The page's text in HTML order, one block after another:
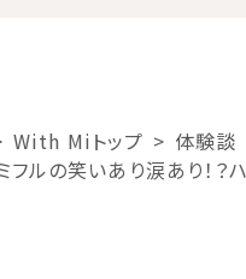
With Miトップ
体験談
ルの笑いあり涙あり！